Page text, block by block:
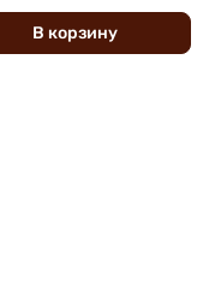
В корзину